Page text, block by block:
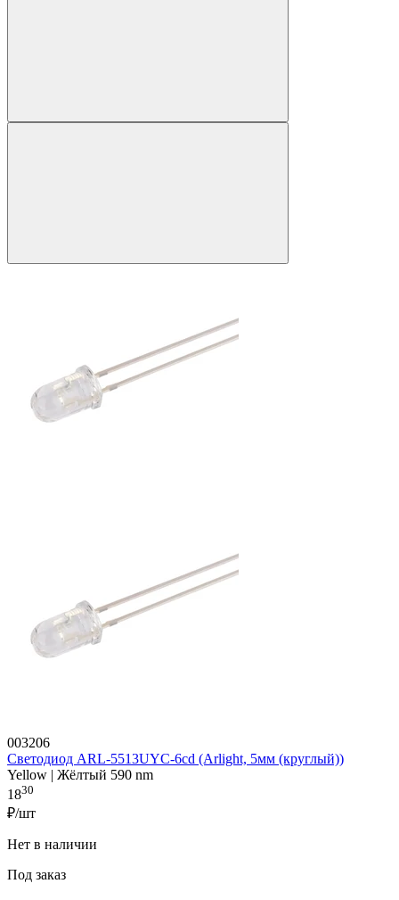
003206
Светодиод ARL-5513UYC-6cd (Arlight, 5мм (круглый))
Yellow | Жёлтый 590 nm
1830
₽/шт
Нет в наличии
Под заказ